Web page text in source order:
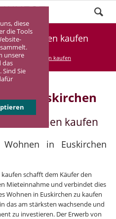
diese
die Tools
unsere
das
Sie
Euskirchen kaufen
Betreutes Wohnen kaufen
in Euskirchen
Euskirchen kaufen
in Euskirchen
schafft dem Käufer den
Mieteinnahme und verbindet dies
Wohnen in Euskirchen zu kaufen
das am stärksten wachsende und
zu investieren. Der Erwerb von